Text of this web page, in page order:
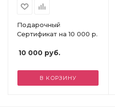
Подарочный
Сертификат на 10 000 р.
10 000 руб.
В КОРЗИНУ